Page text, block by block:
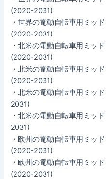
(2020-2031)
・世界の電動自転車用ミッ
(2020-2031)
・北米の電動自転車用ミッ
(2020-2031)
・北米の電動自転車用ミッ
(2020-2031)
・北米の電動自転車用ミッ
2031)
・北米の電動自転車用ミッ
2031)
・欧州の電動自転車用ミッ
(2020-2031)
・欧州の電動自転車用ミッ
(2020-2031)